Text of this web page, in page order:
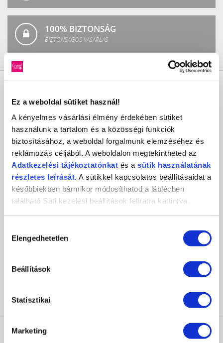
Ez a weboldal sütiket használ!
A kényelmes vásárlási élmény érdekében sütiket
használunk a tartalom és a közösségi funkciók
biztosításához, a weboldal forgalmunk elemzéséhez és
reklámozás céljából. A weboldalon megtekintheted az
Adatkezelési tájékoztatónkat és a sütik használatának
részletes leírását. A sütikkel kapcsolatos beállításaidat a
későbbiekben bármikor módosíthatod a láblécben
található Süti kezelési beállítások feliratra kattintva.
kiválasztása
Elengedhetetlen
Beállítások
Statisztikai
Marketing
100% BIZTONSÁG
BIZTONSÁGOS VÁSÁRLÁS
Crystal
Nails
CosmoPro
Kft.
Crystal Nails
CosmoPro Kft.
1085
Hungary
+36 1 / 334 1924
ugyfelszolgalat@crystalnails.hu
MŰKÖRÖM
WEBÁRUHÁZ